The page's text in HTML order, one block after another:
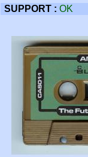
SUPPORT : OK